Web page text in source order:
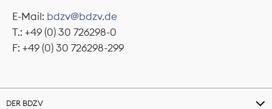
E-Mail: bdzv@bdzv.de
T.: +49 (0) 30 726298-0
F: +49 (0) 30 726298-299
DER BDZV